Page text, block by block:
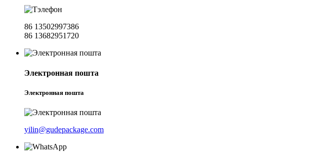
86 13502997386
86 13682951720
Электронная пошта
Электронная пошта
yilin@gudepackage.com